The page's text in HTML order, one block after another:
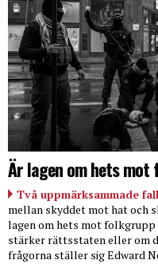
Är lagen om hets
Två uppmärksammade fall
mellan skyddet mot hat och
lagen om hets mot
stärker rättsstaten eller om
frågorna ställer sig Edward